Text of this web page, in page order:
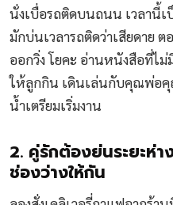
นั่งเบื่อรถติดบนถนน เวลานี้
มักบ่นเวลารถติดว่าเสียดาย
ออกวิ่ง โยคะ อ่านหนังสือที่ไม่
ให้ลูกกิน เดินเล่นกับคุณพ่อ
น้ำเตรียมเริ่มงาน
2. คู่รักต้องย่นระยะห่
ช่องว่างให้กัน